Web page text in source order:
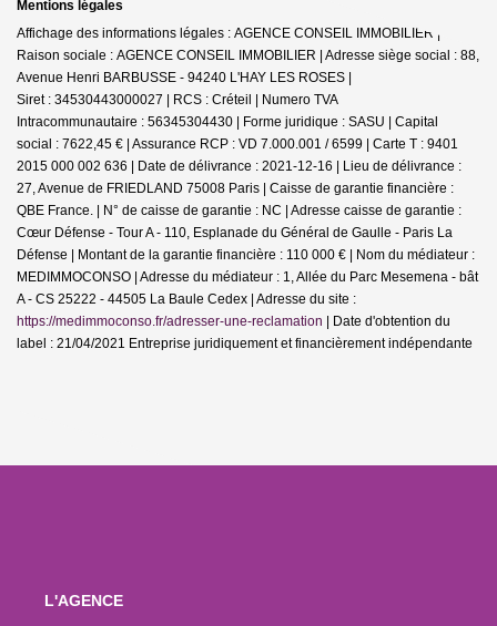
Mentions légales
Affichage des informations légales : AGENCE CONSEIL IMMOBILIER |
Raison sociale : AGENCE CONSEIL IMMOBILIER | Adresse siège social : 88,
Avenue Henri BARBUSSE - 94240 L'HAY LES ROSES |
Siret : 34530443000027 | RCS : Créteil | Numero TVA
Intracommunautaire : 56345304430 | Forme juridique : SASU | Capital
social : 7622,45 € | Assurance RCP : VD 7.000.001 / 6599 | Carte T : 9401
2015 000 002 636 | Date de délivrance : 2021-12-16 | Lieu de délivrance :
27, Avenue de FRIEDLAND 75008 Paris | Caisse de garantie financière :
QBE France. | N° de caisse de garantie : NC | Adresse caisse de garantie :
Cœur Défense - Tour A - 110, Esplanade du Général de Gaulle - Paris La
Défense | Montant de la garantie financière : 110 000 € | Nom du médiateur :
MEDIMMOCONSO | Adresse du médiateur : 1, Allée du Parc Mesemena - bât
A - CS 25222 - 44505 La Baule Cedex | Adresse du site :
https://medimmoconso.fr/adresser-une-reclamation | Date d'obtention du
label : 21/04/2021 Entreprise juridiquement et financièrement indépendante
L'AGENCE